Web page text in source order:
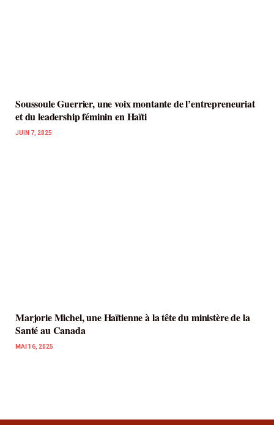
Soussoule Guerrier, une voix montante de l’entrepreneuriat
et du leadership féminin en Haïti
JUIN 7, 2025
Marjorie Michel, une Haïtienne à la tête du ministère de la
Santé au Canada
MAI 16, 2025